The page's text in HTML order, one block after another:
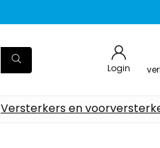
Login
Versterkers en